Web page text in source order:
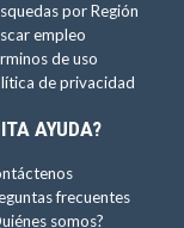
por Región
empleo
de uso
de privacidad
AYUDA?
frecuentes
somos?